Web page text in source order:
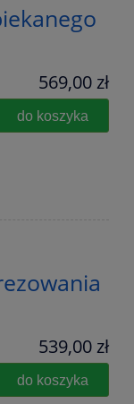
569,00 zł
do koszyka
539,00 zł
do koszyka